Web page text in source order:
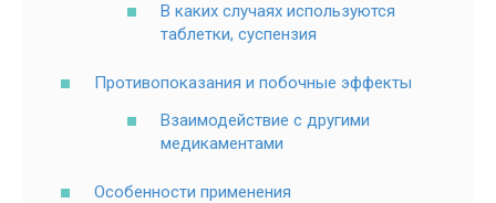
В каких случаях используются
таблетки, суспензия
Противопоказания и побочные эффекты
Взаимодействие с другими
медикаментами
Особенности применения